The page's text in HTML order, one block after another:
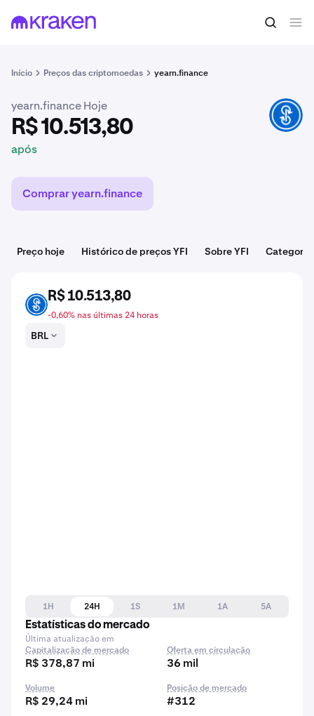
Início Preços das criptomoedas yearn.finance
R$ 10.513,80 Comprar YFI
yearn.finance Hoje
R$ 10.513,80
após
YFI
Comprar yearn.finance
Preço hoje Histórico de preços YFI Sobre YFI
YFI
R$ 10.513,80
-0,60% nas últimas 24 horas
BRL
1H 24H 1S 1M 1A
5A
Estatísticas do mercado
Última atualização em
Capitalização de mercado
R$ 378,87 mi
Oferta em circulação
36 mil
Volume
R$ 29,24 mi
Posição de mercado
#312